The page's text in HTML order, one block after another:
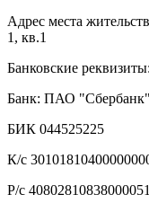
Адрес места
1, кв.1
Банковские реквизиты:
Банк: ПАО "Сбербанк"
БИК 044525225
К/с
Р/с